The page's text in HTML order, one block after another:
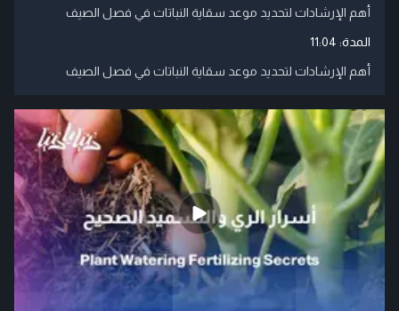
أهم الإرشادات لتحديد موعد سقاية النباتات في فصل الصيف
المدة: 11:04
أهم الإرشادات لتحديد موعد سقاية النباتات في فصل الصيف